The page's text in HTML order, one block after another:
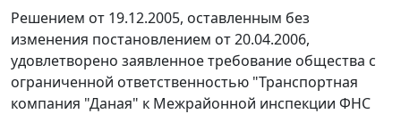
Решением от 19.12.2005, оставленным без
изменения постановлением от 20.04.2006,
удовлетворено заявленное требование общества с
ограниченной ответственностью "Транспортная
компания "Даная" к Межрайонной инспекции ФНС